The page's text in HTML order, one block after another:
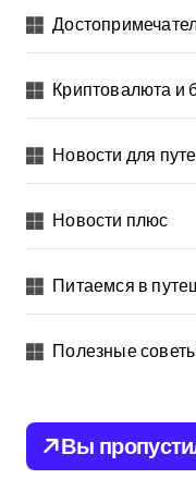
Криптовалюта и
Новости для
Новости плюс
Питаемся в
Полезные
Вы